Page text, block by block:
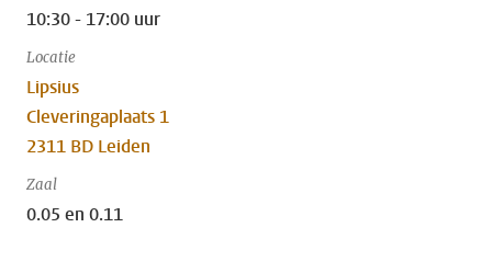
10:30 - 17:00 uur
Locatie
Lipsius
Cleveringaplaats 1
2311 BD Leiden
Zaal
0.05 en 0.11